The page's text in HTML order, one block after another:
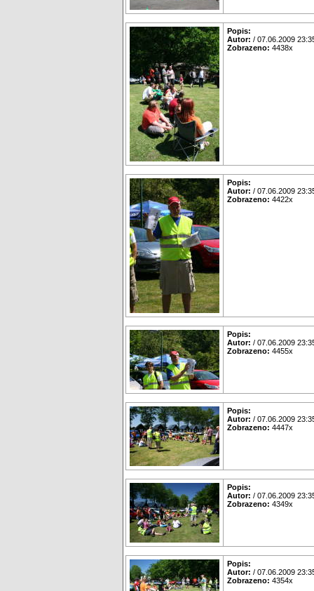
Popis:
Autor: / 07.06.2009
Zobrazeno: 4438x
Popis:
Autor: / 07.06.2009
Zobrazeno: 4422x
Popis:
Autor: / 07.06.2009
Zobrazeno: 4455x
Popis:
Autor: / 07.06.2009
Zobrazeno: 4447x
Popis:
Autor: / 07.06.2009
Zobrazeno: 4349x
Popis:
Autor: / 07.06.2009
Zobrazeno: 4354x